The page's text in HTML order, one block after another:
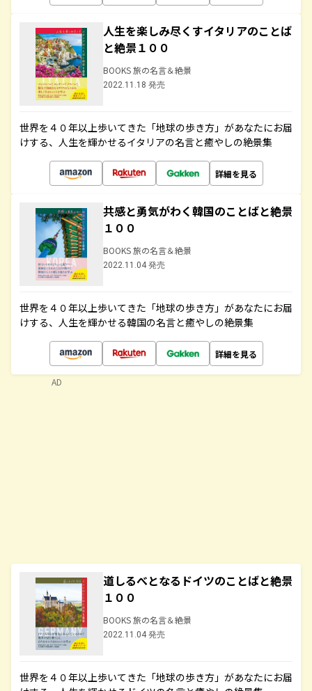
人生を楽しみ尽くすイタリアのことば
と絶景１００
BOOKS 旅の名言＆絶景
2022.11.18 発売
世界を４０年以上歩いてきた「地球の歩き方」があなたにお届
けする、人生を輝かせるイタリアの名言と癒やしの絶景集
詳細を見る
共感と勇気がわく韓国のことばと絶景
１００
BOOKS 旅の名言＆絶景
2022.11.04 発売
世界を４０年以上歩いてきた「地球の歩き方」があなたにお届
けする、人生を輝かせる韓国の名言と癒やしの絶景集
詳細を見る
道しるべとなるドイツのことばと絶景
１００
BOOKS 旅の名言＆絶景
2022.11.04 発売
世界を４０年以上歩いてきた「地球の歩き方」があなたにお届
AD